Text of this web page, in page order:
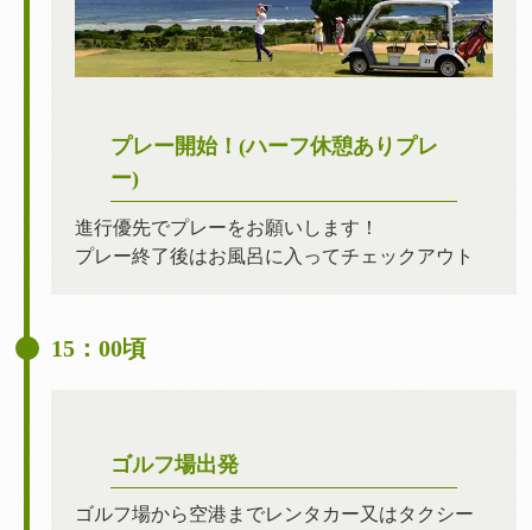
プレー開始！(ハーフ休憩ありプレ
ー)
進行優先でプレーをお願いします！
プレー終了後はお風呂に入ってチェックアウト
15：00頃
ゴルフ場出発
ゴルフ場から空港までレンタカー又はタクシー